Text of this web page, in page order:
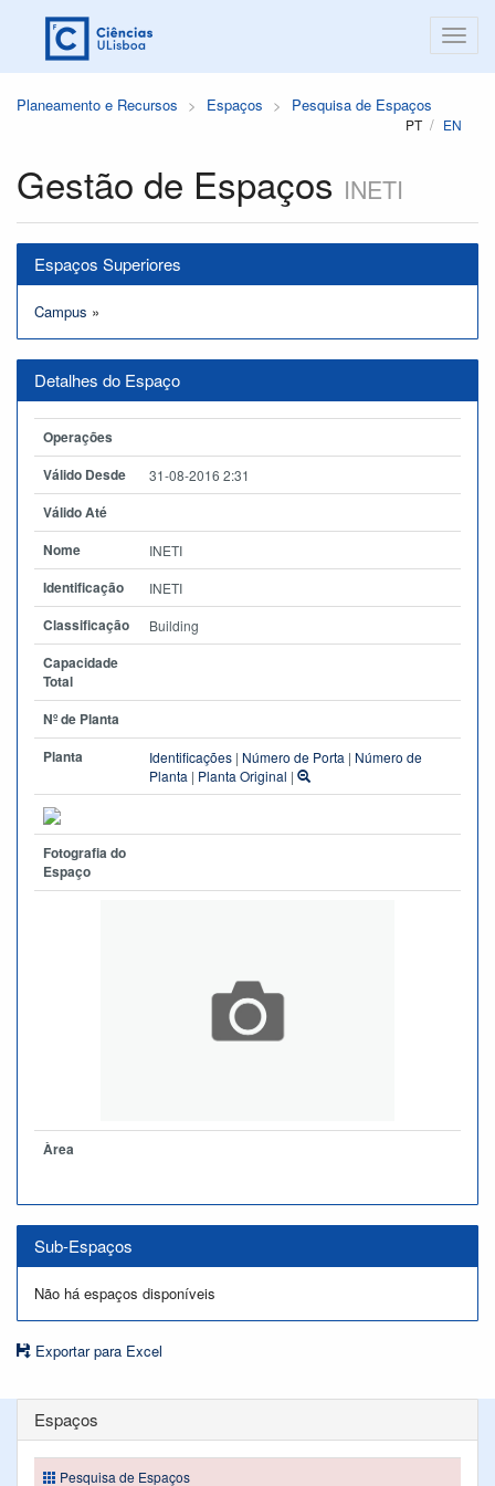
Planeamento e Recursos Espaços Pesquisa de Espaços
PT EN
Gestão de Espaços INETI
Espaços Superiores
Campus »
Detalhes do Espaço
Operações
Válido Desde
31-08-2016 2:31
Válido Até
Nome
INETI
Identificação INETI
Classificação Building
Capacidade
Total
Nº de Planta
Planta
Identificações | Número de Porta | Número de
Planta | Planta Original |
Fotografia do
Espaço
Àrea
Sub-Espaços
Não há espaços disponíveis
Exportar para Excel
Espaços
Pesquisa de Espaços